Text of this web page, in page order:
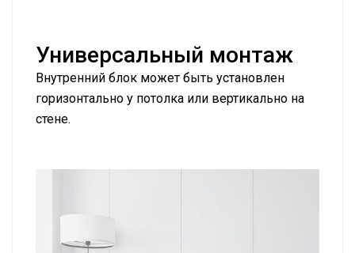
Универсальный монтаж
Внутренний блок может быть установлен
горизонтально у потолка или вертикально на
стене.